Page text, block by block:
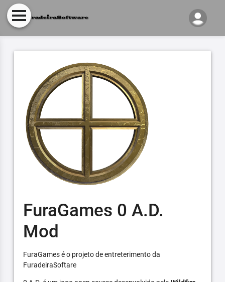
FuraGames 0 A.D.
Mod
FuraGames é o projeto de entreterimento da
FuradeiraSoftare